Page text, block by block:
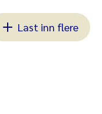
Last inn flere